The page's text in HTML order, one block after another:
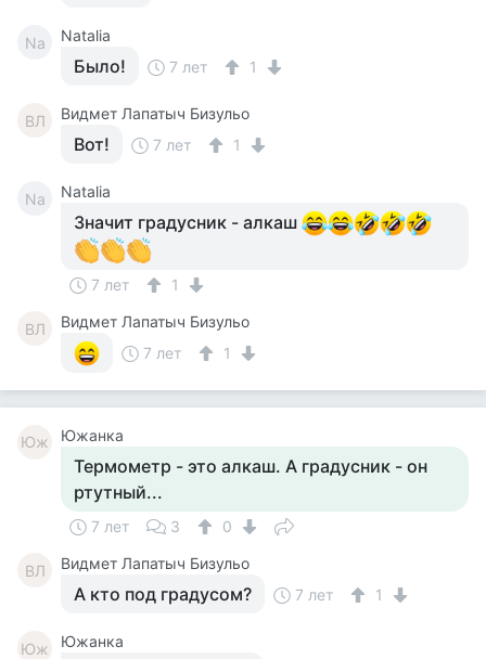
Na Natalia
Было! 7 лет 1
ВЛ Видмет Лапатыч Бизульо
Вот! 7 лет 1
Na Natalia
Значит градусник - алкаш
7 лет 1
ВЛ
Видмет Лапатыч Бизульо
7 лет
1
Юж Южанка
Термометр - это алкаш. А градусник - он
ртутный...
7 лет 3 0
ВЛ Видмет Лапатыч Бизульо
А кто под градусом? 7 лет 1
Юж Южанка